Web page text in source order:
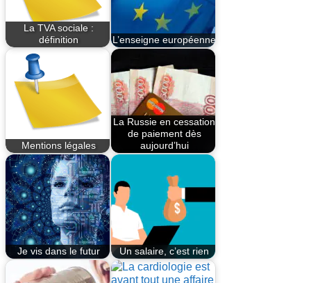
La TVA sociale :
définition
L’enseigne européenne
Mentions légales
La Russie en cessation
de paiement dès
aujourd’hui
Je vis dans le futur Un salaire, c’est rien